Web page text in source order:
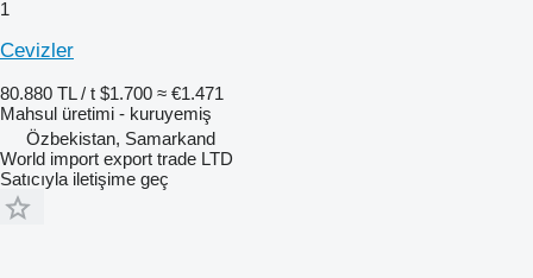
1
Cevizler
80.880 TL / t $1.700 ≈ €1.471
Mahsul üretimi - kuruyemiş
Özbekistan, Samarkand
World import export trade LTD
Satıcıyla iletişime geç